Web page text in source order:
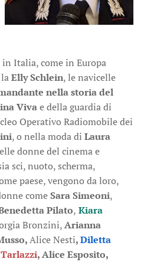
Italia, come in Europa
Elly Schlein, le navicelle
nella storia del
Vivae della guardia di
Operativo Radiomobile dei
, o nella moda di Laura
donne del cinema e
sci, nuoto, scherma,
paese, vengono da loro,
comeSara Simeoni,
Pilato, Kiara
Bronzini,Arianna
Alice Nesti,Diletta
,Alice Esposito,